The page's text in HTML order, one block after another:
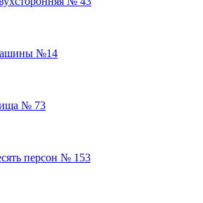
№14
№ 73
персон № 153